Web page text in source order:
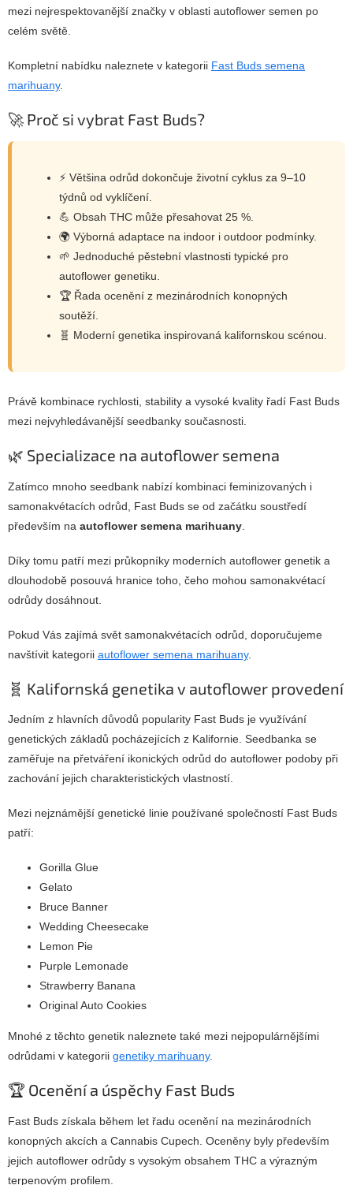
mezi nejrespektovanější značky v oblasti autoflower semen po
celém světě.
Kompletní nabídku naleznete v kategorii Fast Buds semena
marihuany.
🚀 Proč si vybrat Fast Buds?
⚡ Většina odrůd dokončuje životní cyklus za 9–10
týdnů od vyklíčení.
💪 Obsah THC může přesahovat 25 %.
🌍 Výborná adaptace na indoor i outdoor podmínky.
🌱 Jednoduché pěstební vlastnosti typické pro
autoflower genetiku.
🏆 Řada ocenění z mezinárodních konopných
soutěží.
🧬 Moderní genetika inspirovaná kalifornskou scénou.
Právě kombinace rychlosti, stability a vysoké kvality řadí Fast Buds
mezi nejvyhledávanější seedbanky současnosti.
🌿 Specializace na autoflower semena
Zatímco mnoho seedbank nabízí kombinaci feminizovaných i
samonakvétacích odrůd, Fast Buds se od začátku soustředí
především na autoflower semena marihuany
Díky tomu patří mezi průkopníky moderních autoflower genetik a
dlouhodobě posouvá hranice toho, čeho mohou samonakvétací
odrůdy dosáhnout.
Pokud Vás zajímá svět samonakvétacích odrůd, doporučujeme
navštívit kategorii autoflower semena marihuany.
🧬 Kalifornská genetika v autoflower provedení
Jedním z hlavních důvodů popularity Fast Buds je využívání
genetických základů pocházejících z Kalifornie. Seedbanka se
zaměřuje na přetváření ikonických odrůd do autoflower podoby při
zachování jejich charakteristických vlastností.
Mezi nejznámější genetické linie používané společností Fast Buds
patří:
Gorilla Glue
Gelato
Bruce Banner
Wedding Cheesecake
Lemon Pie
Purple Lemonade
Strawberry Banana
Original Auto Cookies
Mnohé z těchto genetik naleznete také mezi nejpopulárnějšími
odrůdami v kategorii genetiky marihuany.
🏆 Ocenění a úspěchy Fast Buds
Fast Buds získala během let řadu ocenění na mezinárodních
konopných akcích a Cannabis Cupech. Oceněny byly především
jejich autoflower odrůdy s vysokým obsahem THC a výrazným
terpenovým profilem.